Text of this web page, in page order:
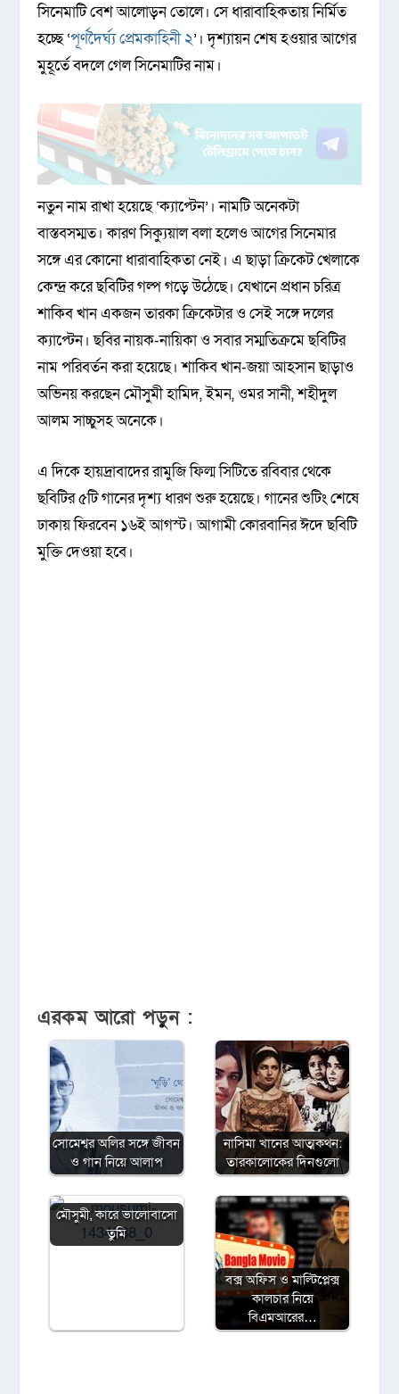
সিনেমাটি বেশ আলোড়ন তোলে। সে ধারাবাহিকতায় নির্মিত
হচ্ছে ‘পূর্ণদৈর্ঘ্য প্রেমকাহিনী ২’। দৃশ্যায়ন শেষ হওয়ার আগের
মুহূর্তে বদলে গেল সিনেমাটির নাম।
নতুন নাম রাখা হয়েছে ‘ক্যাপ্টেন’। নামটি অনেকটা
বাস্তবসম্মত। কারণ সিক্যুয়াল বলা হলেও আগের সিনেমার
সঙ্গে এর কোনো ধারাবাহিকতা নেই। এ ছাড়া ক্রিকেট খেলাকে
কেন্দ্র করে ছবিটির গল্প গড়ে উঠেছে। যেখানে প্রধান চরিত্র
শাকিব খান একজন তারকা ক্রিকেটার ও সেই সঙ্গে দলের
ক্যাপ্টেন। ছবির নায়ক-নায়িকা ও সবার সম্মতিক্রমে ছবিটির
নাম পরিবর্তন করা হয়েছে। শাকিব খান-জয়া আহসান ছাড়াও
অভিনয় করছেন মৌসুমী হামিদ, ইমন, ওমর সানী, শহীদুল
আলম সাচ্চুসহ অনেকে।
এ দিকে হায়দ্রাবাদের রামুজি ফিল্ম সিটিতে রবিবার থেকে
ছবিটির ৫টি গানের দৃশ্য ধারণ শুরু হয়েছে। গানের শুটিং শেষে
ঢাকায় ফিরবেন ১৬ই আগস্ট। আগামী কোরবানির ঈদে ছবিটি
মুক্তি দেওয়া হবে।
এরকম আরো পড়ুন :
সোমেশ্বর অলির সঙ্গে জীবন
ও গান নিয়ে আলাপ
নাসিমা খানের আত্মকথন:
তারকালোকের দিনগুলো
মৌসুমী, কারে ভালোবাসো
তুমি
বক্স অফিস ও মাল্টিপ্লেক্স
কালচার নিয়ে
বিএমআরের…